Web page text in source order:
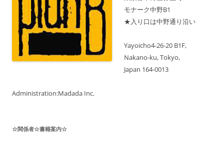
の
ュ
も
表
モナーク中野B1
★入り口は中野通り沿い
Yayoicho4-26-20 B1F,
Nakano-ku, Tokyo,
Japan 164-0013
Administration:Madada Inc.
☆関係者☆書籍案内☆